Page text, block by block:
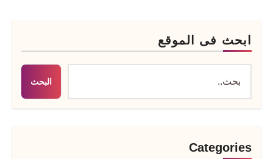
ابحث فى الموقع
البحث
Categories